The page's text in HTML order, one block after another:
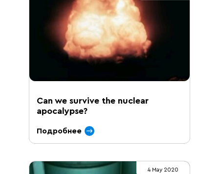
Can we survive the nuclear
apocalypse?
Подробнее
4 May 2020